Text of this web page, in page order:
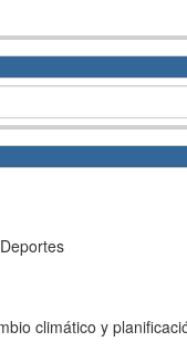
climático y